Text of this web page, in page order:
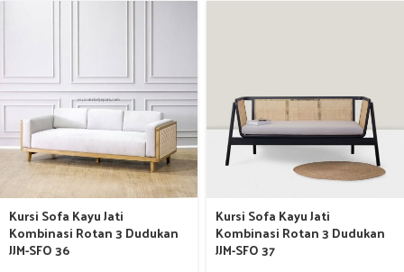
Kursi Sofa Kayu Jati
Kombinasi Rotan 3 Dudukan
JJM-SFO 36
Kursi Sofa Kayu Jati
Kombinasi Rotan 3 Dudukan
JJM-SFO 37